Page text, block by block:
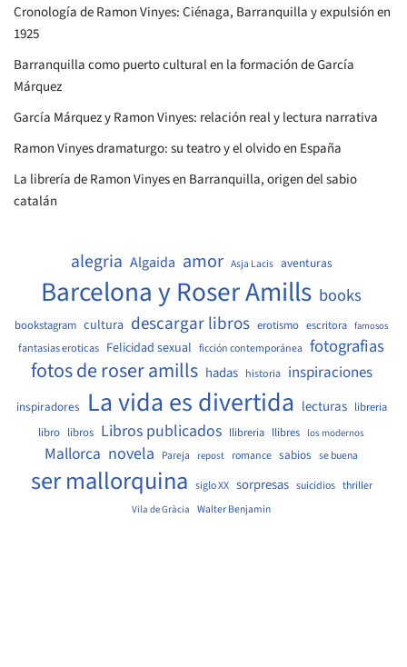
Cronología de Ramon Vinyes: Ciénaga, Barranquilla y expulsión en
1925
Barranquilla como puerto cultural en la formación de García
Márquez
García Márquez y Ramon Vinyes: relación real y lectura narrativa
Ramon Vinyes dramaturgo: su teatro y el olvido en España
La librería de Ramon Vinyes en Barranquilla, origen del sabio
catalán
alegria Algaida amor Asja Lacis aventuras
Barcelona y Roser Amills books
bookstagram cultura descargar libros erotismo escritora famosos
fantasias eroticas Felicidad sexual ficción contemporánea fotografias
fotos de roser amills hadas historia inspiraciones
inspiradores La vida es divertida lecturas libreria
libro libros Libros publicados llibreria llibres los modernos
Mallorca novela Pareja repost romance sabios se buena
ser mallorquina siglo XX sorpresas suicidios thriller
Vila de Gràcia Walter Benjamin